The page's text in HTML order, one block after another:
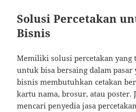
Solusi Percetakan
Bisnis
Memiliki solusi percetakan yang
untuk bisa bersaing dalam pasar
bisnis membutuhkan cetakan
kartu nama, brosur, atau poster.
mencari penyedia jasa